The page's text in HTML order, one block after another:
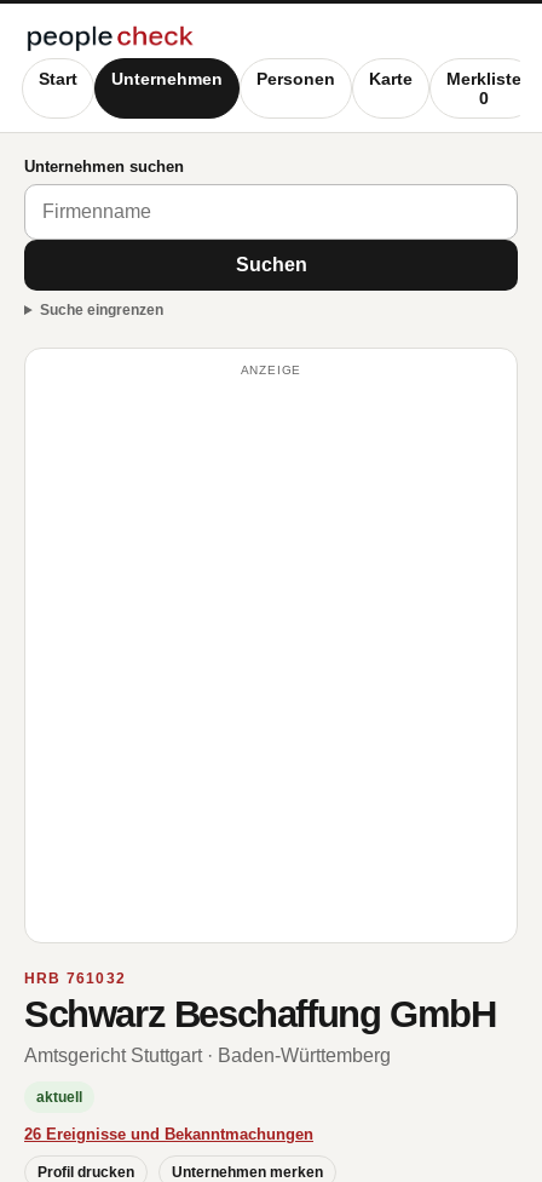
Start Unternehmen Personen Karte
Merkliste
0
Unternehmen suchen
Suchen
Suche eingrenzen
ANZEIGE
HRB 761032
Schwarz Beschaffung GmbH
Amtsgericht Stuttgart · Baden-Württemberg
aktuell
26 Ereignisse und Bekanntmachungen
Profil drucken Unternehmen merken